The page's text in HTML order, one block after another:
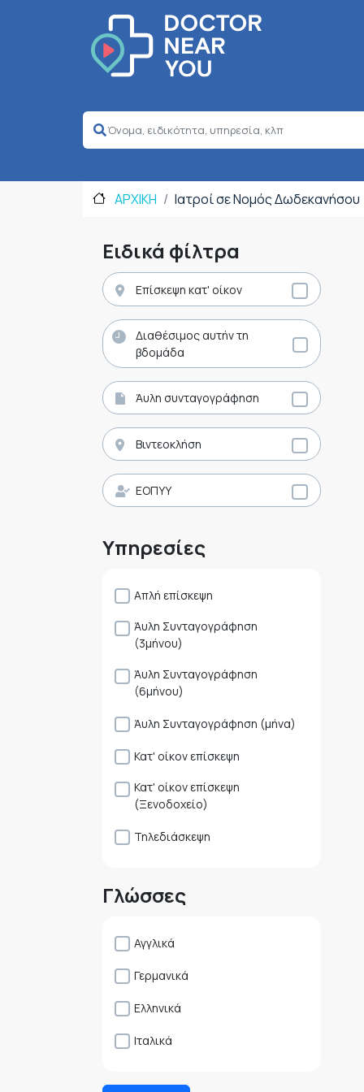
ΑΡΧΙΚΗ Ιατροί σε Νομός Δωδεκανήσου
Ειδικά φίλτρα
Επίσκεψη κατ' οίκον
Διαθέσιμος αυτήν τη
βδομάδα
Άυλη συνταγογράφηση
Βιντεοκλήση
ΕΟΠΥΥ
Υπηρεσίες
Απλή επίσκεψη
Άυλη Συνταγογράφηση
(3μήνου)
Άυλη Συνταγογράφηση
(6μήνου)
Άυλη Συνταγογράφηση (μήνα)
Κατ' οίκον επίσκεψη
Κατ' οίκον επίσκεψη
(Ξενοδοχείο)
Τηλεδιάσκεψη
Γλώσσες
Αγγλικά
Γερμανικά
Ελληνικά
Ιταλικά